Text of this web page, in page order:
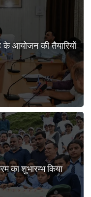
के आयोजन की तैयारियों
का शुभारम्भ किया